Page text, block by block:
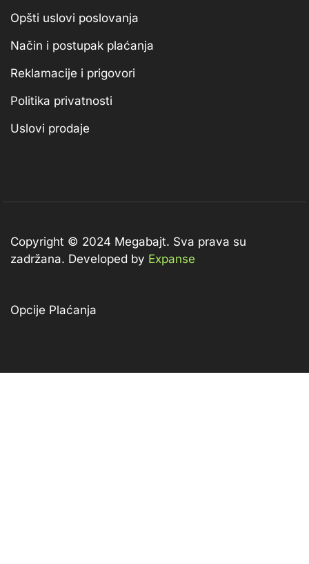
Opšti uslovi poslovanja
Način i postupak plaćanja
Reklamacije i prigovori
Politika privatnosti
Uslovi prodaje
Copyright © 2024 Megabajt. Sva prava su
zadržana. Developed by Expanse
Opcije Plaćanja